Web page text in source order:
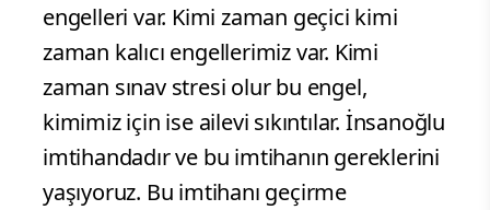
engelleri var. Kimi zaman geçici kimi
zaman kalıcı engellerimiz var. Kimi
zaman sınav stresi olur bu engel,
kimimiz için ise ailevi sıkıntılar. İnsanoğlu
imtihandadır ve bu imtihanın gereklerini
yaşıyoruz. Bu imtihanı geçirme